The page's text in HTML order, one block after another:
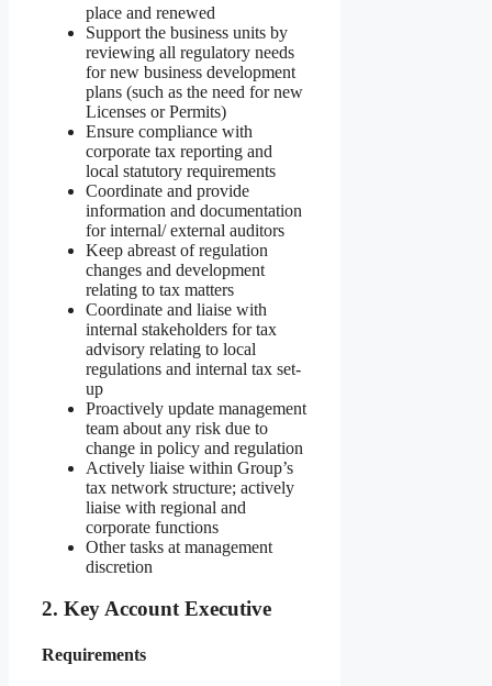
place and renewed
Support the business units by
reviewing all regulatory needs
for new business development
plans (such as the need for new
Licenses or Permits)
Ensure compliance with
corporate tax reporting and
local statutory requirements
Coordinate and provide
information and documentation
for internal/ external auditors
Keep abreast of regulation
changes and development
relating to tax matters
Coordinate and liaise with
internal stakeholders for tax
advisory relating to local
regulations and internal tax set-
up
Proactively update management
team about any risk due to
change in policy and regulation
Actively liaise within Group’s
tax network structure; actively
liaise with regional and
corporate functions
Other tasks at management
discretion
2. Key Account Executive
Requirements